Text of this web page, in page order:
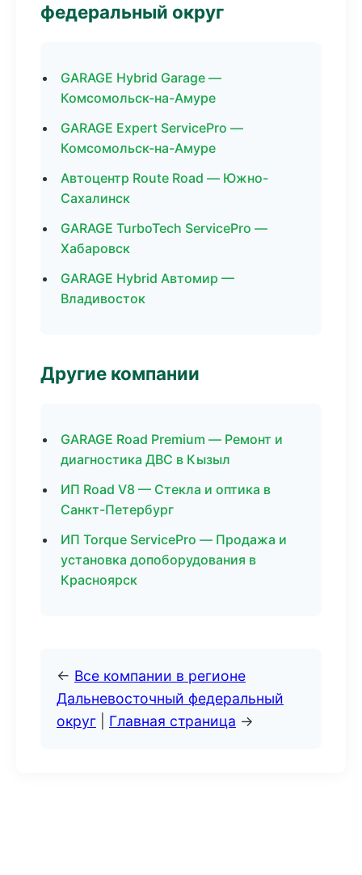
федеральный округ
GARAGE Hybrid Garage —
Комсомольск-на-Амуре
GARAGE Expert ServicePro —
Комсомольск-на-Амуре
Автоцентр Route Road — Южно-
Сахалинск
GARAGE TurboTech ServicePro —
Хабаровск
GARAGE Hybrid Автомир —
Владивосток
Другие компании
GARAGE Road Premium — Ремонт и
диагностика ДВС в Кызыл
ИП Road V8 — Стекла и оптика в
Санкт-Петербург
ИП Torque ServicePro — Продажа и
установка допоборудования в
Красноярск
← Все компании в регионе
Дальневосточный федеральный
округ
Главная страница →